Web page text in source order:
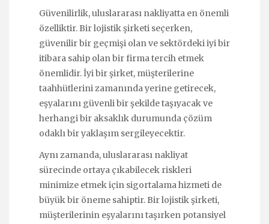
Güvenilirlik, uluslararası nakliyatta en önemli
özelliktir. Bir lojistik şirketi seçerken,
güvenilir bir geçmişi olan ve sektördeki iyi bir
itibara sahip olan bir firma tercih etmek
önemlidir. İyi bir şirket, müşterilerine
taahhütlerini zamanında yerine getirecek,
eşyalarını güvenli bir şekilde taşıyacak ve
herhangi bir aksaklık durumunda çözüm
odaklı bir yaklaşım sergileyecektir.
Aynı zamanda, uluslararası nakliyat
sürecinde ortaya çıkabilecek riskleri
minimize etmek için sigortalama hizmeti de
büyük bir öneme sahiptir. Bir lojistik şirketi,
müşterilerinin eşyalarını taşırken potansiyel